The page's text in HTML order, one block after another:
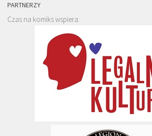
PARTNERZY
Czas na komiks wspiera: